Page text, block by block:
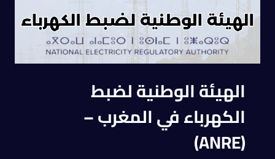
الهيئة الوطنية لضبط
الكهرباء في المغرب –
(ANRE)